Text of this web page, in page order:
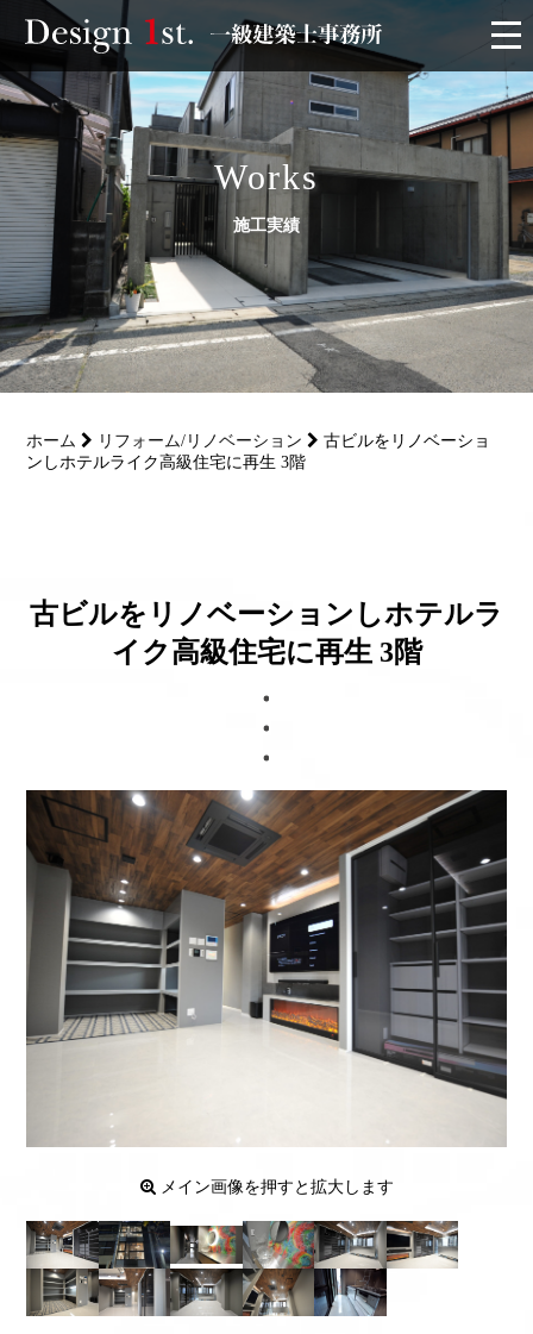
モニター
施工実績・施工事例
リフォーム
お客様の声
家づくり
サービス
Works
施工実績
ホーム リフォーム/リノベーション
古ビルをリノベーショ
ンしホテルライク高級住宅に再生 3階
古ビルをリノベーションしホテルラ
イク高級住宅に再生 3階
メイン画像を押すと拡大します